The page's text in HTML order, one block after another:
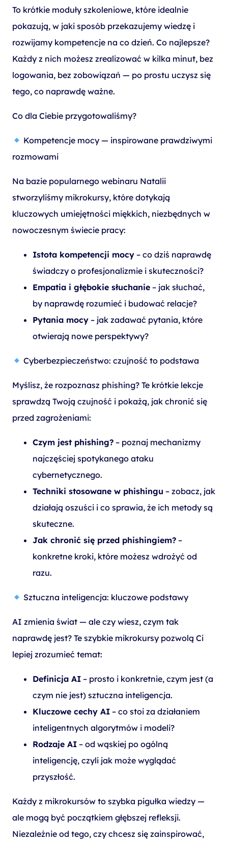
To krótkie moduły szkoleniowe, które idealnie
pokazują, w jaki sposób przekazujemy wiedzę i
rozwijamy kompetencje na co dzień. Co najlepsze?
Każdy z nich możesz zrealizować w kilka minut, bez
logowania, bez zobowiązań — po prostu uczysz się
tego, co naprawdę ważne.
Co dla Ciebie przygotowaliśmy?
Kompetencje mocy — inspirowane prawdziwymi
rozmowami
Na bazie popularnego webinaru Natalii
stworzyliśmy mikrokursy, które dotykają
kluczowych umiejętności miękkich, niezbędnych w
nowoczesnym świecie pracy:
Istota kompetencji mocy – co dziś naprawdę
świadczy o profesjonalizmie i skuteczności?
Empatia i głębokie słuchanie – jak słuchać,
by naprawdę rozumieć i budować relacje?
Pytania mocy – jak zadawać pytania, które
otwierają nowe perspektywy?
Cyberbezpieczeństwo: czujność to podstawa
Myślisz, że rozpoznasz phishing? Te krótkie lekcje
sprawdzą Twoją czujność i pokażą, jak chronić się
przed zagrożeniami:
Czym jest phishing? – poznaj mechanizmy
najczęściej spotykanego ataku
cybernetycznego.
Techniki stosowane w phishingu – zobacz, jak
działają oszuści i co sprawia, że ich metody są
skuteczne.
Jak chronić się przed phishingiem? –
konkretne kroki, które możesz wdrożyć od
razu.
Sztuczna inteligencja: kluczowe podstawy
AI zmienia świat — ale czy wiesz, czym tak
naprawdę jest? Te szybkie mikrokursy pozwolą Ci
lepiej zrozumieć temat:
Definicja AI – prosto i konkretnie, czym jest (a
czym nie jest) sztuczna inteligencja.
Kluczowe cechy AI – co stoi za działaniem
inteligentnych algorytmów i modeli?
Rodzaje AI – od wąskiej po ogólną
inteligencję, czyli jak może wyglądać
przyszłość.
Każdy z mikrokursów to szybka pigułka wiedzy —
ale mogą być początkiem głębszej refleksji.
Niezależnie od tego, czy chcesz się zainspirować,